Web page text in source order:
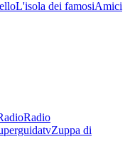
L'isola dei famosiAmici
Radio
Zuppa di